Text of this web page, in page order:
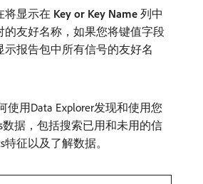
将显示在​ Key or Key Name ​列中
的友好名称，如果您将键值字段
示报告包中所有信号的友好名
使用Data Explorer发现和使用您
数据，包括搜索已用和未用的信
征以及了解数据。